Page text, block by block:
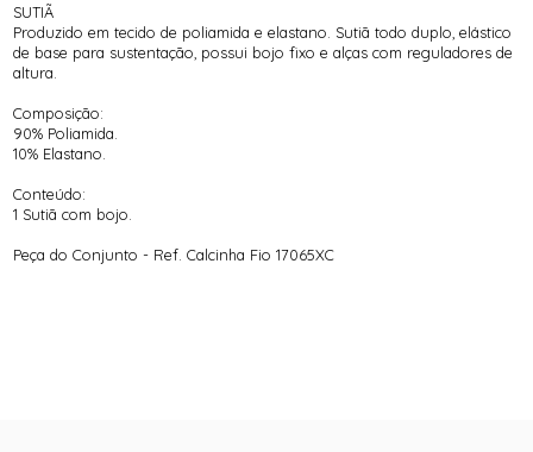
SUTIÃ
Produzido em tecido de poliamida e elastano. Sutiã todo duplo, elástico
de base para sustentação, possui bojo fixo e alças com reguladores de
altura.
Composição:
90% Poliamida.
10% Elastano.
Conteúdo:
1 Sutiã com bojo.
Peça do Conjunto - Ref. Calcinha Fio 17065XC